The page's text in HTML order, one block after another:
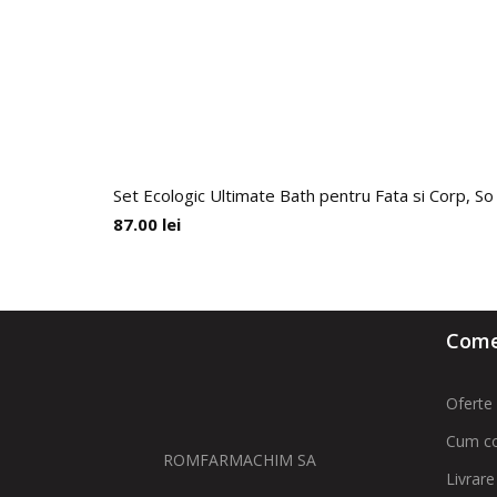
Set Ecologic Ultimate Bath pentru Fata si Corp, So
87.00 lei
ROMFARMACHIM SA
Oferte
Cum
Livrare